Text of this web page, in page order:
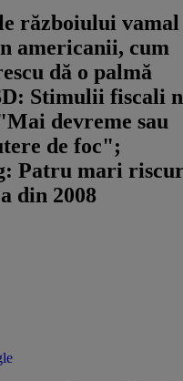
războiului vamal
americanii, cum
dă o palmă
Stimulii fiscali
devreme sau
de foc";
Patru mari
din 2008